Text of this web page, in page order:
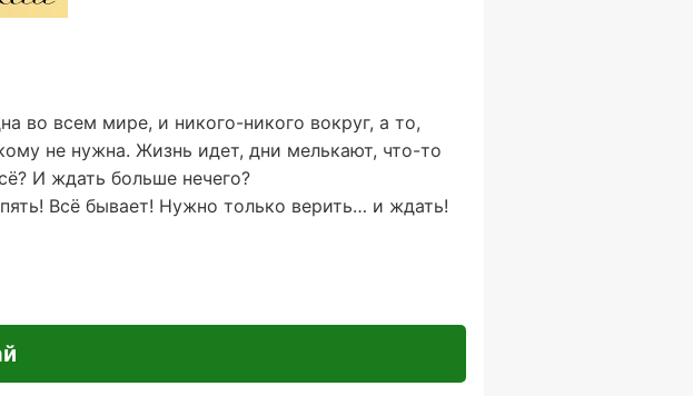
во всем мире, и никого-никого вокруг, а то,
не нужна. Жизнь идет, дни мелькают, что-то
И ждать больше нечего?
Всё бывает! Нужно только верить… и ждать!